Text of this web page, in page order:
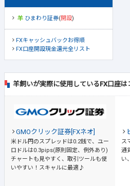
ひまわり証券(開設)
FXキャッシュバックお得順
FX口座開設現金還元全リスト
羊飼いが実際に使用しているFX口座は
GMOクリック証券[FXネオ]
米ドル円のスプレッドは0.2銭で、ユー
ロドルは0.3pips(原則固定、例外あり)
チャートも見やすく、取引ツールも使
いやすい！スキャルに最適♪
ス
通
い